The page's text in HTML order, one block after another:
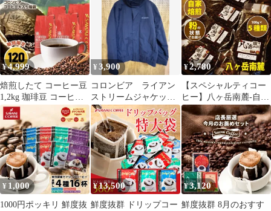
¥4,999
焙煎したて コーヒー豆
1,2kg 珈琲豆 コーヒー
福袋 大容量 300gx4袋
中挽き/豆のまま コーヒ
ー専門店 120杯分 飲み
比べ セット ゴールデン
コロンビア 夜におすす
めのブレンド
¥3,900
コロンビア ライアン
ストリームジャケッ
ト 219 PM5725
¥2,780
【スペシャルティコー
ヒー】八ヶ岳南麓-自家
焙煎珈琲100g×5種類
（豆の状態or粉の状
態）【送料無料】オリ
ジナルブレンド浅煎
り〜深煎り
¥ 1,000
1000円ポッキリ 鮮度抜
¥13,500
鮮度抜群 ドリップコー
¥3,120
鮮度抜群 8月のおすす